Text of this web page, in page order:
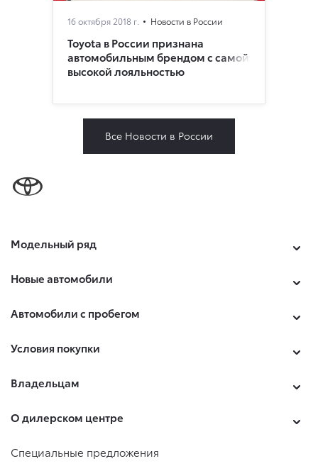
16 октября 2018 г. Новости в России
Toyota в России признана
автомобильным брендом с самой
высокой лояльностью
Все Новости в России
Модельный ряд
Новые автомобили
Автомобили с пробегом
Условия покупки
Владельцам
О дилерском центре
Специальные предложения